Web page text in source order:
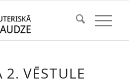
2. VĒSTULE